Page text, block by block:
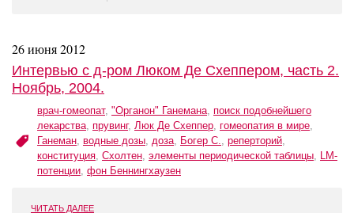
26 июня 2012
Интервью с д-ром Люком Де Схеппером, часть 2.
Ноябрь, 2004.
врач-гомеопат, "Органон" Ганемана, поиск подобнейшего
лекарства, прувинг, Люк Де Схеппер, гомеопатия в мире,
Ганеман, водные дозы, доза, Богер С., реперторий,
конституция, Схолтен, элементы периодической таблицы, LM-
потенции, фон Беннингхаузен
ЧИТАТЬ ДАЛЕЕ